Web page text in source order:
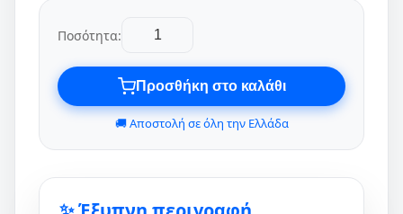
Ποσότητα:
Προσθήκη στο καλάθι
🚚 Αποστολή σε όλη την Ελλάδα